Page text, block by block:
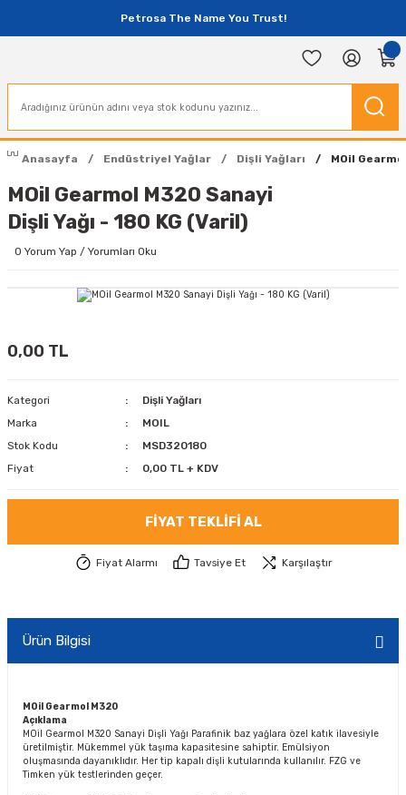
Petrosa The Name You Trust!
Anasayfa Endüstriyel Yağlar Dişli Yağları MOil
MOil Gearmol M320 Sanayi
Dişli Yağı - 180 KG (Varil)
0 Yorum Yap / Yorumları Oku
0,00 TL
Kategori
Dişli Yağları
Marka
MOIL
Stok Kodu
MSD320180
Fiyat
0,00 TL + KDV
FIYAT TEKLIFI AL
Fiyat Alarmı Tavsiye Et Karşılaştır
Ürün Bilgisi
MOil Gearmol M320
Açıklama
MOil Gearmol M320 Sanayi Dişli Yağı Parafinik baz yağlara özel katık ilavesiyle
üretilmiştir. Mükemmel yük taşıma kapasitesine sahiptir. Emülsiyon
oluşmasında dayanıklıdır. Her tip kapalı dişli kutularında kullanılır. FZG ve
Timken yük testlerinden geçer.